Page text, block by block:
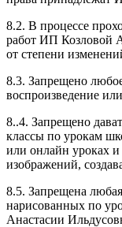
8.2. В процессе
работ ИП Козловой
от степени
8.3. Запрещено
воспроизведение
8..4. Запрещено
классы по урокам
или онлайн уроках и
изображений,
8.5. Запрещена
нарисованных по
Анастасии